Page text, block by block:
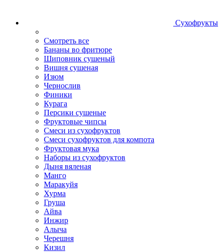
Сухофрукты
Смотреть все
Бананы во фритюре
Шиповник сушеный
Вишня сушеная
Изюм
Чернослив
Финики
Курага
Персики сушеные
Фруктовые чипсы
Смеси из сухофруктов
Смеси сухофруктов для компота
Фруктовая мука
Наборы из сухофруктов
Дыня вяленая
Манго
Маракуйя
Хурма
Груша
Айва
Инжир
Алыча
Черешня
Кизил